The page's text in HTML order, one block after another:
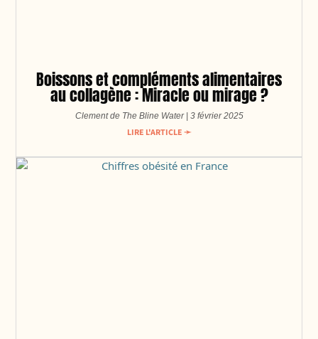
Boissons et compléments alimentaires
au collagène : Miracle ou mirage ?
Clement de The Bline Water 3 février 2025
LIRE L'ARTICLE ➛